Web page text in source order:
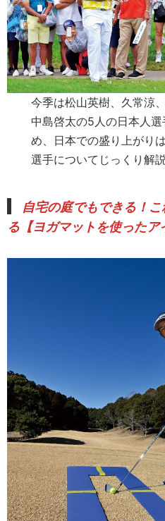
今季は松山英樹、久常涼
中島啓太の5人の日本人
め、日本での盛り上がり
選手についてじっくり解説
自宅の庭でもできる！
る【ヨガマットを使ったア